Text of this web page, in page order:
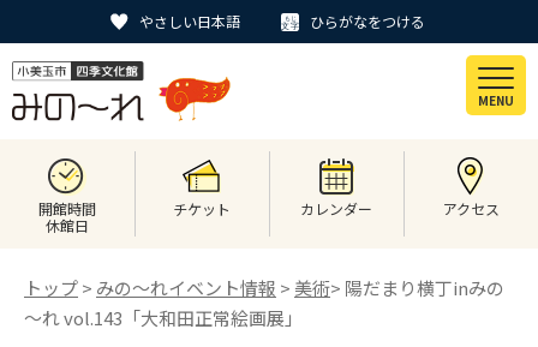
やさしい日本語 ひらがなをつける
MENU
開館時間
休館日
チケット カレンダー アクセス
トップ> みの〜れイベント情報 > 美術> 陽だまり横丁inみの
～れ vol.143「大和田正常絵画展」